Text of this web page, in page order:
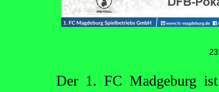
Der 1. FC Madgeburg